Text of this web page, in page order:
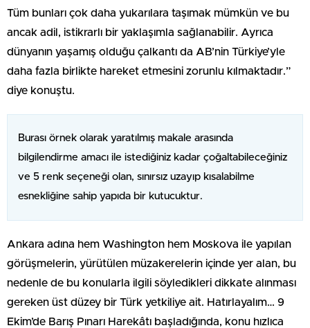
Tüm bunları çok daha yukarılara taşımak mümkün ve bu
ancak adil, istikrarlı bir yaklaşımla sağlanabilir. Ayrıca
dünyanın yaşamış olduğu çalkantı da AB’nin Türkiye’yle
daha fazla birlikte hareket etmesini zorunlu kılmaktadır.”
diye konuştu.
Burası örnek olarak yaratılmış makale arasında
bilgilendirme amacı ile istediğiniz kadar çoğaltabileceğiniz
ve 5 renk seçeneği olan, sınırsız uzayıp kısalabilme
esnekliğine sahip yapıda bir kutucuktur.
Ankara adına hem Washington hem Moskova ile yapılan
görüşmelerin, yürütülen müzakerelerin içinde yer alan, bu
nedenle de bu konularla ilgili söyledikleri dikkate alınması
gereken üst düzey bir Türk yetkiliye ait. Hatırlayalım… 9
Ekim’de Barış Pınarı Harekâtı başladığında, konu hızlıca